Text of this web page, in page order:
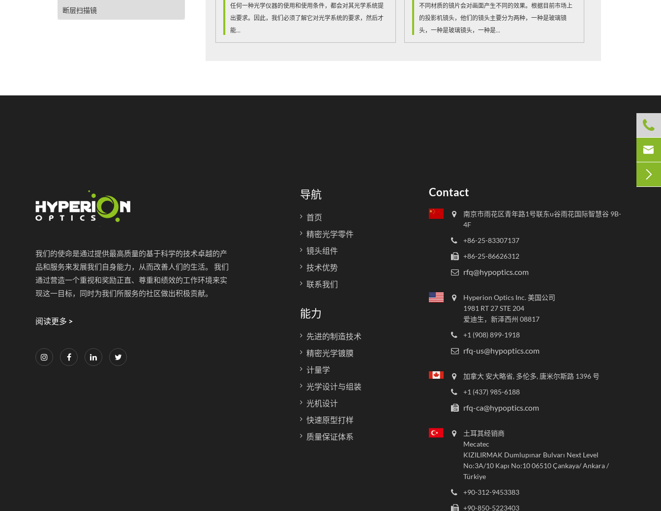
断层扫描镜
任何一种光学仪器的使用和使用条件，都会对其光学系统提
出要求。因此，我们必须了解它对光学系统的要求，然后才
能...
不同材质的镜片会对画面产生不同的效果。根据目前市场上
的投影机镜头，他们的镜头主要分为两种，一种是玻璃镜
头，一种是玻璃镜头，一种是...
我们的使命是通过提供最高质量的基于科学的技术卓越的产
品和服务来发展我们自身能力，从而改善人们的生活。 我们
通过营造一个重视和奖励正直、尊重和绩效的工作环境来实
现这一目标，同时为我们所服务的社区做出积极贡献。
阅读更多 >
导航
首页
精密光学零件
镜头组件
技术优势
联系我们
能力
先进的制造技术
精密光学镀膜
计量学
光学设计与组装
光机设计
快速原型打样
质量保证体系
Contact
南京市雨花区青年路1号联东u谷雨花国际智慧谷 9B-
4F
+86-25-83307137
+86-25-86626312
rfq@hypoptics.com
Hyperion Optics Inc. 美国公司
1981 RT 27 STE 204
爱迪生，新泽西州 08817
+1 (908) 899-1918
rfq-us@hypoptics.com
加拿大 安大略省, 多伦多, 唐米尔斯路 1396 号
+1 (437) 985-6188
rfq-ca@hypoptics.com
土耳其经销商
Mecatec
KIZILIRMAK Dumlupınar Bulvarı Next Level
No:3A/10 Kapı No:10 06510 Çankaya/ Ankara /
Türkiye
+90-312-9453383
+90-850-5223403


